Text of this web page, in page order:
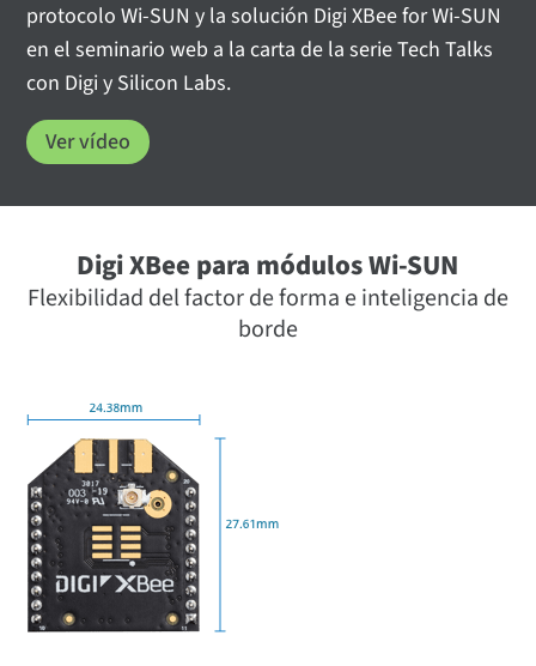
protocolo Wi-SUN y la solución Digi XBee for Wi-SUN
en el seminario web a la carta de la serie Tech Talks
con Digi y Silicon Labs.
Ver vídeo
Digi XBee para módulos Wi-SUN
Flexibilidad del factor de forma e inteligencia de
borde